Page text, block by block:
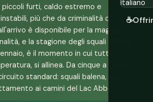
☕
furti, caldo estremo e
più che da criminalità o
è disponibile per la maggior
e la stagione degli squali balena,
è il momento in cui tutto,
si allinea. Da cinque a sette
standard: squali balena, Lago
ai camini del Lac Abbé.